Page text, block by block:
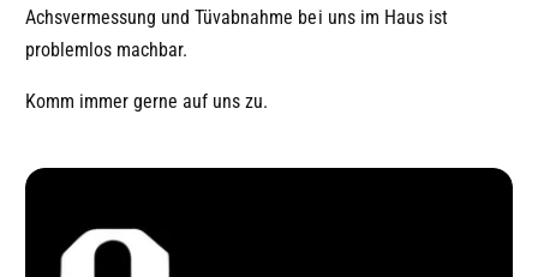
Achsvermessung und Tüvabnahme bei uns im Haus ist
problemlos machbar.
Komm immer gerne auf uns zu.